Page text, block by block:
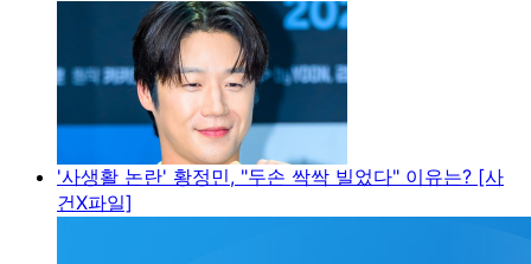
'사생활 논란' 황정민, "두손 싹싹 빌었다" 이유는? [사
건X파일]